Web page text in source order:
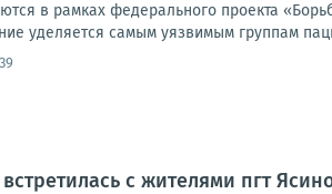
в рамках федерального проекта
уделяется самым уязвимым группам
с жителями пгт